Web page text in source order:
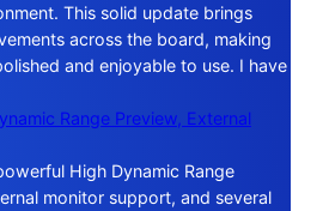
This solid update brings
across the board, making
and enjoyable to use. I have
Range Preview, External
High Dynamic Range
monitor support, and several